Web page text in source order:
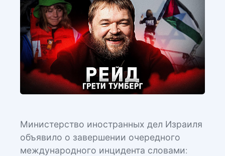
Министерство иностранных дел Израиля
объявило о завершении очередного
международного инцидента словами: